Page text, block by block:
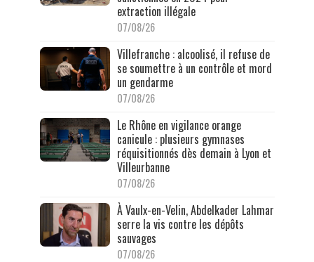
extraction illégale
07/08/26
Villefranche : alcoolisé, il refuse de
se soumettre à un contrôle et mord
un gendarme
07/08/26
Le Rhône en vigilance orange
canicule : plusieurs gymnases
réquisitionnés dès demain à Lyon et
Villeurbanne
07/08/26
À Vaulx-en-Velin, Abdelkader Lahmar
serre la vis contre les dépôts
sauvages
07/08/26